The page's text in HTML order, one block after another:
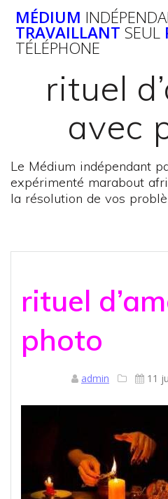
au
MÉDIUM
TRAVAILLANT SEUL
TÉLÉPHONE
rituel
avec
Le Médium indépendant
expérimenté marabout
la résolution de vos
rituel
photo
admin 11